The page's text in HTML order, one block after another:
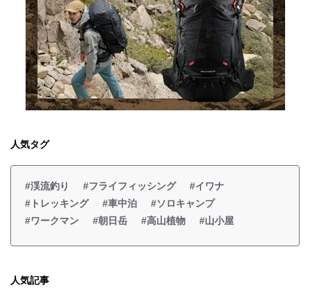
人気タグ
#渓流釣り #フライフィッシング
#イワナ
#トレッキング
#車中泊
#ソロキャンプ
#ワークマン
#朝日岳 #高山植物 #山小屋
人気記事